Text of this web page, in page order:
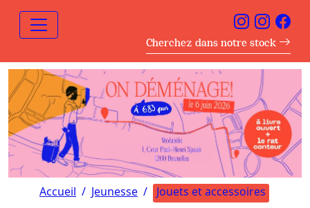
Cherchez dans notre stock
Accueil Jeunesse Jouets et accessoires